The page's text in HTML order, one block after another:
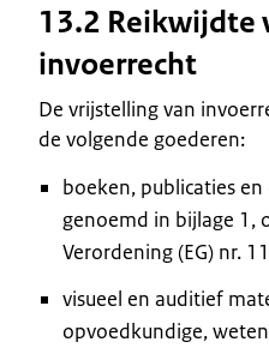
13.2 Reikwijdte
invoerrecht
De vrijstelling van
de volgende goederen:
boeken, publicaties
genoemd in bijlage 1,
Verordening (EG) nr.
visueel en auditief
opvoedkundige,